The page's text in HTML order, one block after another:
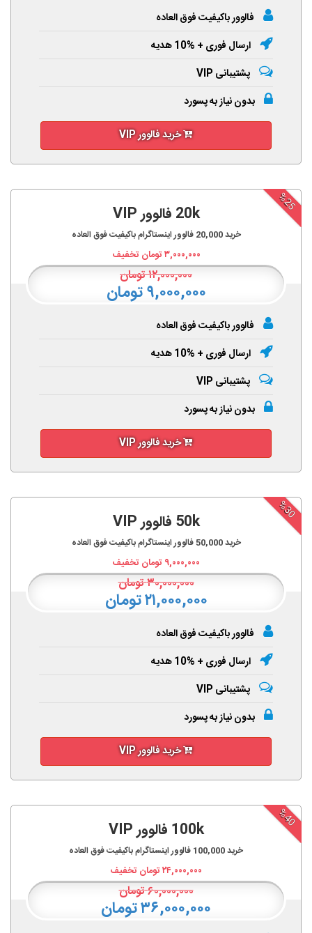
فالوور باکیفیت فوق العاده
ارسال فوری + %10 هدیه
پشتیبانی VIP
بدون نیاز به پسورد
خرید فالوور VIP
%25
20k فالوور VIP
خرید20,000 فالوور اینستاگرام باکیفیت فوق العاده
۳,۰۰۰,۰۰۰تومان تخفیف
۱۲,۰۰۰,۰۰۰تومان
۹,۰۰۰,۰۰۰ تومان
فالوور باکیفیت فوق العاده
ارسال فوری + %10 هدیه
پشتیبانی VIP
بدون نیاز به پسورد
خرید فالوور VIP
%30
50k فالوور VIP
خرید50,000فالوور اینستاگرام باکیفیت فوق العاده
۹,۰۰۰,۰۰۰ تومان تخفیف
۳۰,۰۰۰,۰۰۰تومان
۲۱,۰۰۰,۰۰۰ تومان
فالوور باکیفیت فوق العاده
ارسال فوری + %10 هدیه
پشتیبانی VIP
بدون نیاز به پسورد
خرید فالوور VIP
%40
100k فالوور VIP
خرید100,000 فالوور اینستاگرام باکیفیت فوق العاده
۲۴,۰۰۰,۰۰۰تومان تخفیف
۶۰,۰۰۰,۰۰۰تومان
۳۶,۰۰۰,۰۰۰ تومان